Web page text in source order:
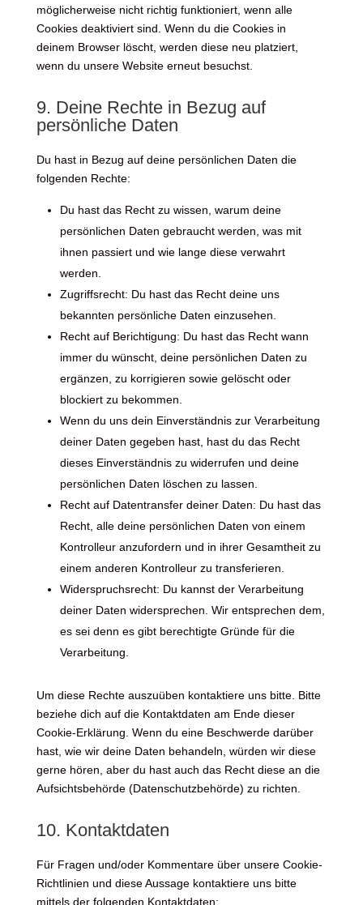
möglicherweise nicht richtig funktioniert, wenn alle
Cookies deaktiviert sind. Wenn du die Cookies in
deinem Browser löscht, werden diese neu platziert,
wenn du unsere Website erneut besuchst.
9. Deine Rechte in Bezug auf
persönliche Daten
Du hast in Bezug auf deine persönlichen Daten die
folgenden Rechte:
Du hast das Recht zu wissen, warum deine
persönlichen Daten gebraucht werden, was mit
ihnen passiert und wie lange diese verwahrt
werden.
Zugriffsrecht: Du hast das Recht deine uns
bekannten persönliche Daten einzusehen.
Recht auf Berichtigung: Du hast das Recht wann
immer du wünscht, deine persönlichen Daten zu
ergänzen, zu korrigieren sowie gelöscht oder
blockiert zu bekommen.
Wenn du uns dein Einverständnis zur Verarbeitung
deiner Daten gegeben hast, hast du das Recht
dieses Einverständnis zu widerrufen und deine
persönlichen Daten löschen zu lassen.
Recht auf Datentransfer deiner Daten: Du hast das
Recht, alle deine persönlichen Daten von einem
Kontrolleur anzufordern und in ihrer Gesamtheit zu
einem anderen Kontrolleur zu transferieren.
Widerspruchsrecht: Du kannst der Verarbeitung
deiner Daten widersprechen. Wir entsprechen dem,
es sei denn es gibt berechtigte Gründe für die
Verarbeitung.
Um diese Rechte auszuüben kontaktiere uns bitte. Bitte
beziehe dich auf die Kontaktdaten am Ende dieser
Cookie-Erklärung. Wenn du eine Beschwerde darüber
hast, wie wir deine Daten behandeln, würden wir diese
gerne hören, aber du hast auch das Recht diese an die
Aufsichtsbehörde (Datenschutzbehörde) zu richten.
10. Kontaktdaten
Für Fragen und/oder Kommentare über unsere Cookie-
Richtlinien und diese Aussage kontaktiere uns bitte
mittels der folgenden Kontaktdaten: